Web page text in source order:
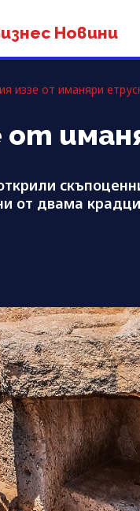
Новини
иззе от иманяри
от
от двама